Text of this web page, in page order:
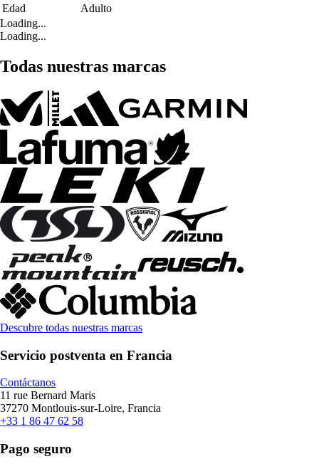
Edad
Adulto
Loading...
Loading...
Todas nuestras marcas
Descubre todas nuestras marcas
Servicio postventa en Francia
Contáctanos
11 rue Bernard Maris
37270 Montlouis-sur-Loire, Francia
+33 1 86 47 62 58
Pago seguro